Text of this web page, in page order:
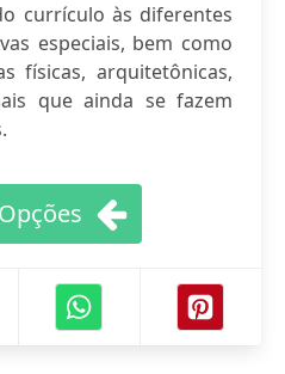
currículo às diferentes
especiais, bem como
físicas, arquitetônicas,
que ainda se fazem